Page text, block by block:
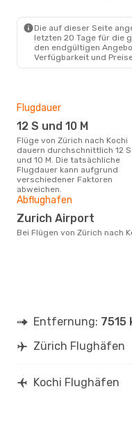
2 Zwischenstopps
COK- ZRH
Die auf dieser Seite
letzten 20 Tage für die
den endgültigen
Verfügbarkeit und
Flugdauer
12 S und 10 M
Flüge von Zürich nach Kochi
dauern durchschnittlich 12 S
und 10 M. Die tatsächliche
Flugdauer kann aufgrund
verschiedener Faktoren
abweichen.
Abflughafen
Zurich Airport
Bei Flügen von Zürich nach
Entfernung: 7515
Zürich Flughäfen
Kochi Flughäfen